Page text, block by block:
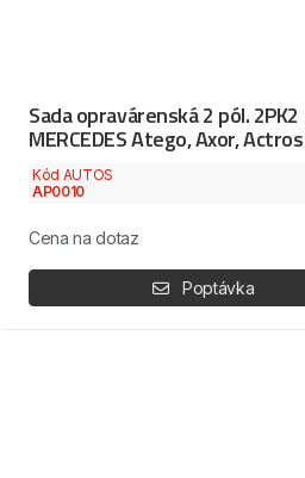
Sada opravárenská 2 pól. 2PK2
MERCEDES Atego, Axor, Actros
Kód AUTOS
AP0010
Cena na dotaz
Poptávka